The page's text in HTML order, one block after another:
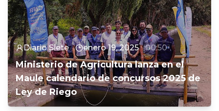
Diario Siete enero 19, 2025 00:50
Ministerio de Agricultura lanza en el
Maule calendario de concursos 2025 de
Ley de Riego